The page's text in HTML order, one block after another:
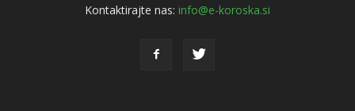
Kontaktirajte nas: info@e-koroska.si